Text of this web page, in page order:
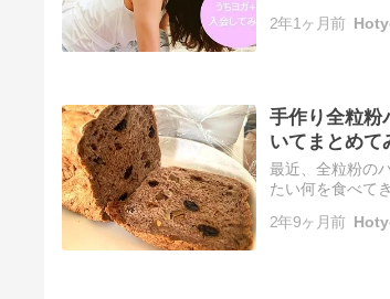
2年1ヶ月前
手作り全粒粉
いてまとめて
最近、全粒粉の
たい何を食べて
2年9ヶ月前